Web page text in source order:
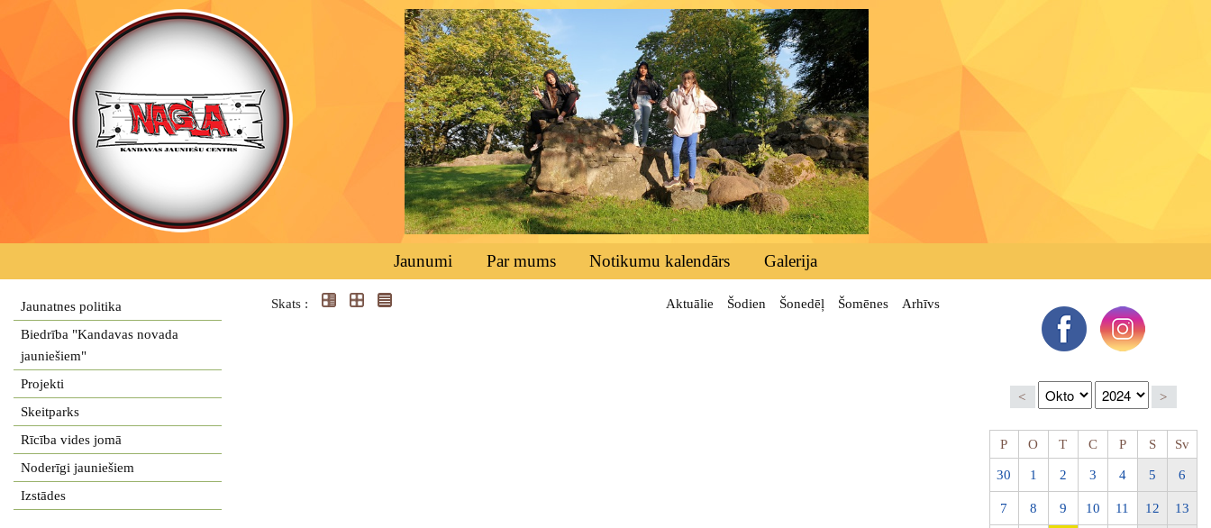
Jaunumi Par mums Notikumu kalendārs Galerija
Jaunatnes politika
Biedrība "Kandavas novada
jauniešiem"
Projekti
Skeitparks
Rīcība vides jomā
Noderīgi jauniešiem
Izstādes
Skats : Aktuālie Šodien Šonedēļ Šomēnes Arhīvs
< >
P O T C P S Sv
30 1 2 3 4 5 6
7 8 9 10 11 12 13